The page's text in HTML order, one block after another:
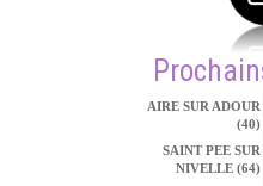
AIRE SUR ADOUR
(40)
SAINT PEE SUR
NIVELLE (64)